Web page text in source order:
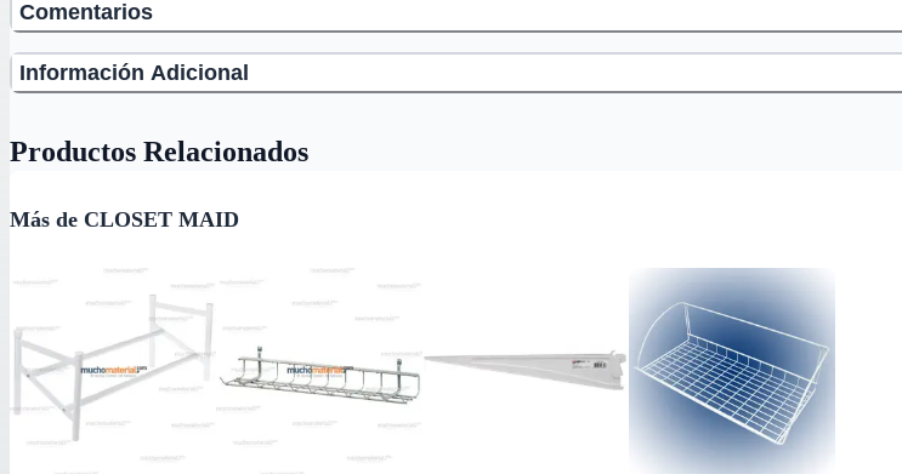
Comentarios
Información Adicional
Productos Relacionados
Más de CLOSET MAID